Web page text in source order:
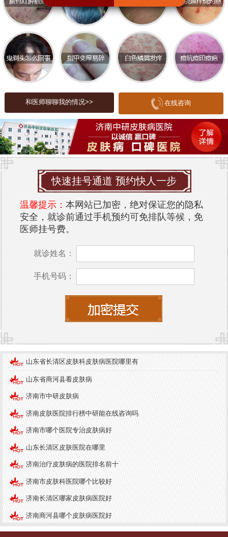
医院服务
济南中研皮肤病医院注重患者的就医体验，开设了
门诊、住院、急诊等多项服务。医院配备现代化的
医疗设备，实施科学化的诊疗方案，以确保患者能
够得到及时有效的治疗。同时，医院拥有一支经验
丰富的医疗团队，医生均具有多年的皮肤病诊治经
验，能够为患者提供个性化的医疗服务。
济南中研皮肤病医院大众点评及推荐
根据大众点评的反馈，济南中研皮肤病医院赢得了
广泛的好评。许多患者表示，医院的医疗环境整洁
舒适，医护人员的服务态度亲切，给人一种温馨的
感觉。同时，医院的治疗效果也得到了许多患者的
认可，很多人治疗后皮肤病症状明显减轻，恢复良
好。因此，很多人推荐该医院作为皮肤病治疗的首
选之地。
预约挂号
为了方便患者就医，济南中研皮肤病医院提供了多
种预约挂号方式。患者可以通过医院官方网站进行
在线预约，也可以拨打电话进行挂号。此外，医院
还开通了微信和济南中研皮肤病医院官微预约功
对于初次到医院就诊的患者，
济南中研皮肤病医院
提供了详细的就医指南。患者需携带个人身份证及
医疗相关资料，如之前的病历、药物过敏史等。在
挂号时，工作人员会为患者提供专业的指导，确保
就诊流程顺利进行。
在就诊时，患者应如实向医生描述自己的皮肤病症
状，医生会根据具体情况进行必要的检查，并制定
相应的治疗方案。治疗期间，患者应遵循医嘱，定
期复查，确保病情稳定。
总之，若您在临沂市寻找专业的皮肤病治疗，济南
中研皮肤病医院无疑是一个值得推荐的选择。专业
和医师聊聊我的情况>> 在线咨询
快速挂号通道 预约快人一步
温馨提示： 本网站已加密，绝对保证您的隐私
安全，就诊前通过手机预约可免排队等候，免
医师挂号费。
就诊姓名：
手机号码：
山东省长清区皮肤科皮肤病医院哪里有
山东省商河县看皮肤病
济南市中研皮肤病
济南皮肤医院排行榜中研能在线咨询吗
济南市哪个医院专治皮肤病好
山东长清区皮肤医院在哪里
济南治疗皮肤病的医院排名前十
济南市皮肤科医院哪个比较好
济南长清区哪家皮肤病医院好
济南商河县哪个皮肤病医院好